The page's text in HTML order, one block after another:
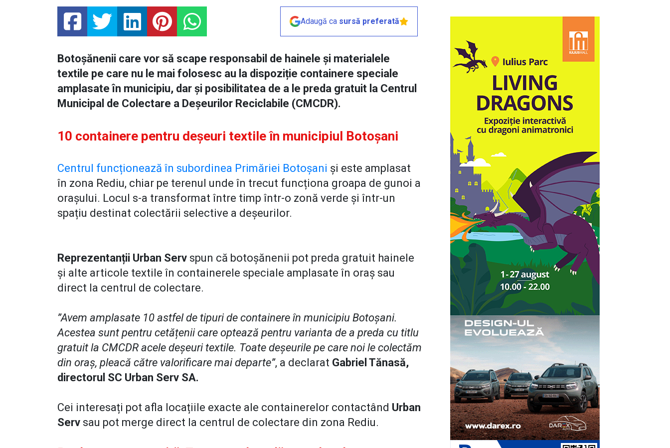
Adaugă ca sursă preferată
Botoșănenii care vor să scape responsabil de hainele și materialele
textile pe care nu le mai folosesc au la dispoziție containere speciale
amplasate în municipiu, dar și posibilitatea de a le preda gratuit la Centrul
Municipal de Colectare a Deșeurilor Reciclabile (CMCDR).
10 containere pentru deșeuri textile în municipiul Botoșani
Centrul funcționează în subordinea Primăriei Botoșani și este amplasat
în zona Rediu, chiar pe terenul unde în trecut funcționa groapa de gunoi a
orașului. Locul s-a transformat între timp într-o zonă verde și într-un
spațiu destinat colectării selective a deșeurilor.
Reprezentanții Urban Serv spun că botoșănenii pot preda gratuit hainele
și alte articole textile în containerele speciale amplasate în oraș sau
direct la centrul de colectare.
”Avem amplasate 10 astfel de tipuri de containere în municipiu Botoșani.
Acestea sunt pentru cetățenii care optează pentru varianta de a preda cu titlu
gratuit la CMCDR acele deșeuri textile. Toate deșeurile pe care noi le colectăm
din oraș, pleacă către valorificare mai departe”, a declarat Gabriel Tănasă,
directorul SC Urban Serv SA.
Cei interesați pot afla locațiile exacte ale containerelor contactând Urban
Serv sau pot merge direct la centrul de colectare din zona Rediu.